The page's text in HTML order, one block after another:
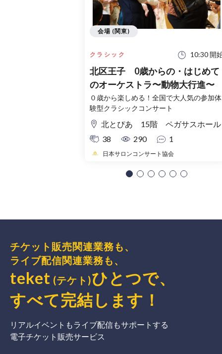
クラシック 10:30 開
北区王子 0歳からの・はじめて
のオーケストラ〜動物大行進〜
０歳から楽しめる！全国で大人気の参加体
験型クラシックコンサート
北とぴあ 15階 ペガサスホール
38
290 1
日本サロンコンサート協会
会場 (関東)
チケット販売関連業務も、
ライブ配信関連業務も、
teket (テケト)ひとつで、
すべて完結 します ！
リアルイベントもライブ配信もサポートする
電子チケット販売サービス